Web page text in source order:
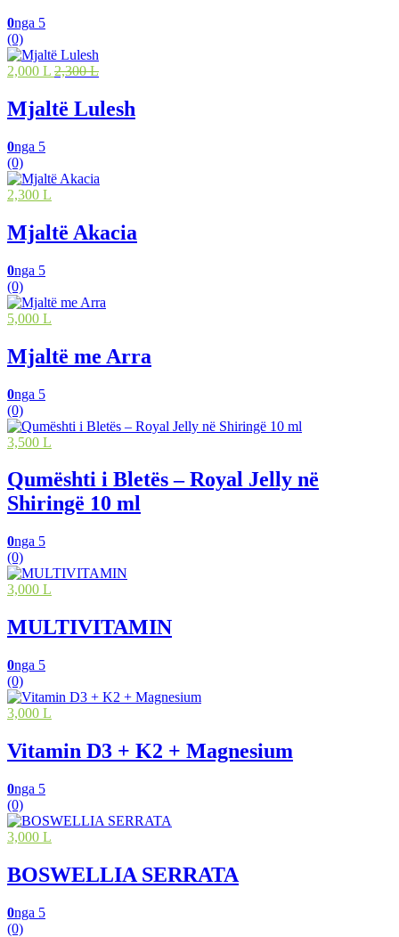
0nga 5
(0)
2,000 L 2,300 L
Mjaltë Lulesh
0nga 5
(0)
2,300 L
Mjaltë Akacia
0nga 5
(0)
5,000 L
Mjaltë me Arra
0nga 5
(0)
3,500 L
Qumështi i Bletës – Royal Jelly në
Shiringë 10 ml
0nga 5
(0)
3,000 L
MULTIVITAMIN
0nga 5
(0)
3,000 L
Vitamin D3 + K2 + Magnesium
0nga 5
(0)
3,000 L
BOSWELLIA SERRATA
0nga 5
(0)